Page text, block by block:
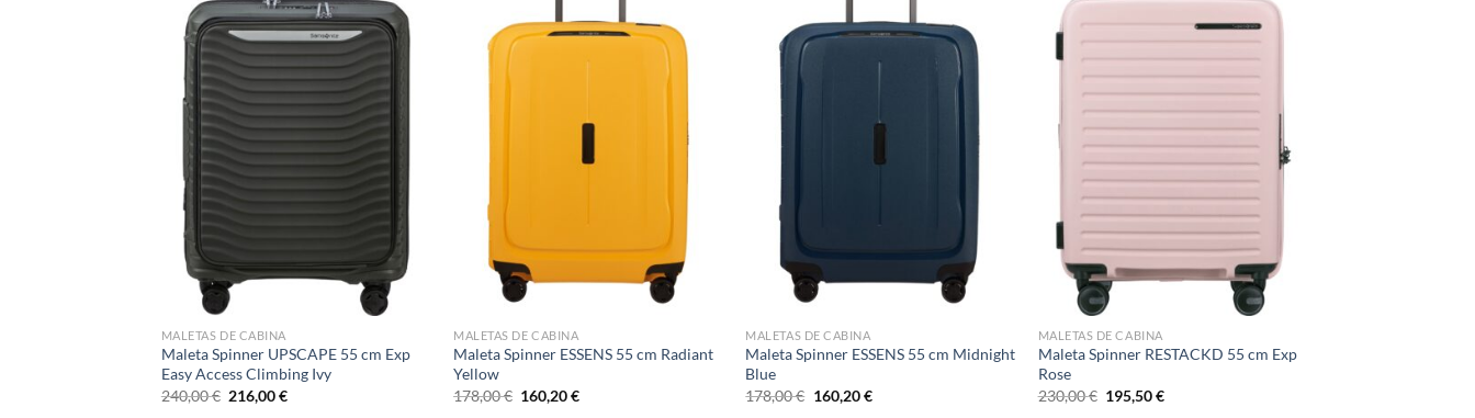
MALETAS DE CABINA
Maleta Spinner UPSCAPE 55 cm Exp
Easy Access Climbing Ivy
240,00€ El
precio
216,00€El
MALETAS DE CABINA
Maleta Spinner ESSENS 55 cm Radiant
Yellow
178,00€ El
precio
160,20€El
MALETAS DE CABINA
Maleta Spinner ESSENS 55 cm Midnight
Blue
178,00€ El
precio
160,20€El
MALETAS DE CABINA
Maleta Spinner RESTACKD 55 cm Exp
Rose
230,00€ El
precio
195,50€El